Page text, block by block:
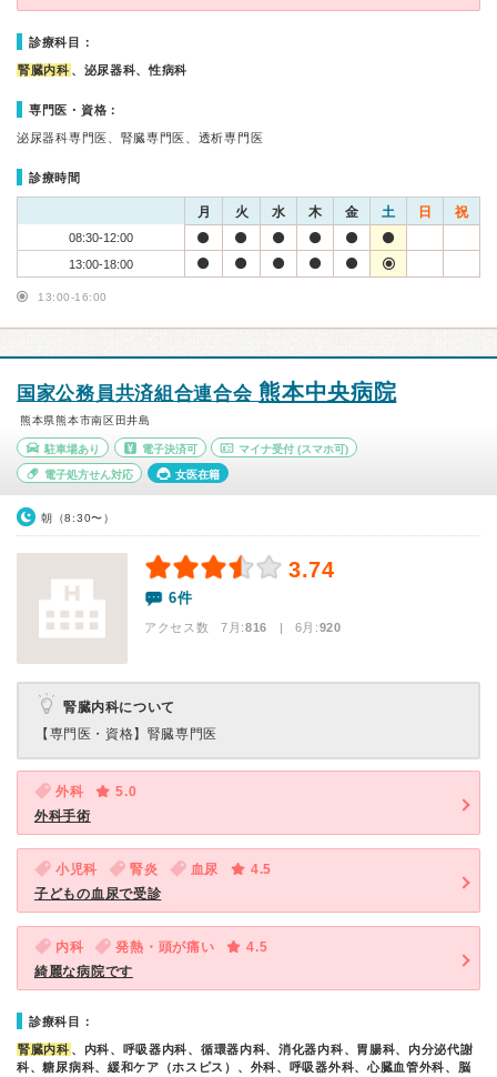
診療科目：
腎臓内科 、泌尿器科、性病科
専門医・資格：
泌尿器科専門医、腎臓専門医、透析専門医
診療時間
月 火 水 木 金 土 日 祝
08:30-12:00
13:00-18:00
13:00-16:00
国家公務員共済組合連合会 熊本中央病院
熊本県熊本市南区田井島
駐車場あり 電子決済可 マイナ受付 (スマホ可)
電子処方せん対応 女医在籍
朝（8:30〜）
3.74
6件
アクセス数 7月:816 | 6月:920
腎臓内科について
【専門医・資格】 腎臓専門医
外科
5.0
外科手術
小児科 腎炎 血尿
4.5
子どもの血尿で受診
内科 発熱・頭が痛い
4.5
綺麗な病院です
診療科目：
腎臓内科 、内科、呼吸器内科、循環器内科、消化器内科、胃腸科、内分泌代謝
科、糖尿病科、緩和ケア（ホスピス）、外科、呼吸器外科、心臓血管外科、脳